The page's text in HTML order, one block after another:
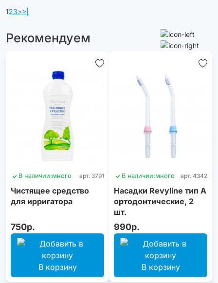
123>>|
Рекомендуем
В наличии:много арт. 3791
Чистящее средство
для ирригатора
750р.
В корзину
В наличии:много арт. 4342
Насадки Revyline тип А
ортодонтические, 2
шт.
990р.
В корзину